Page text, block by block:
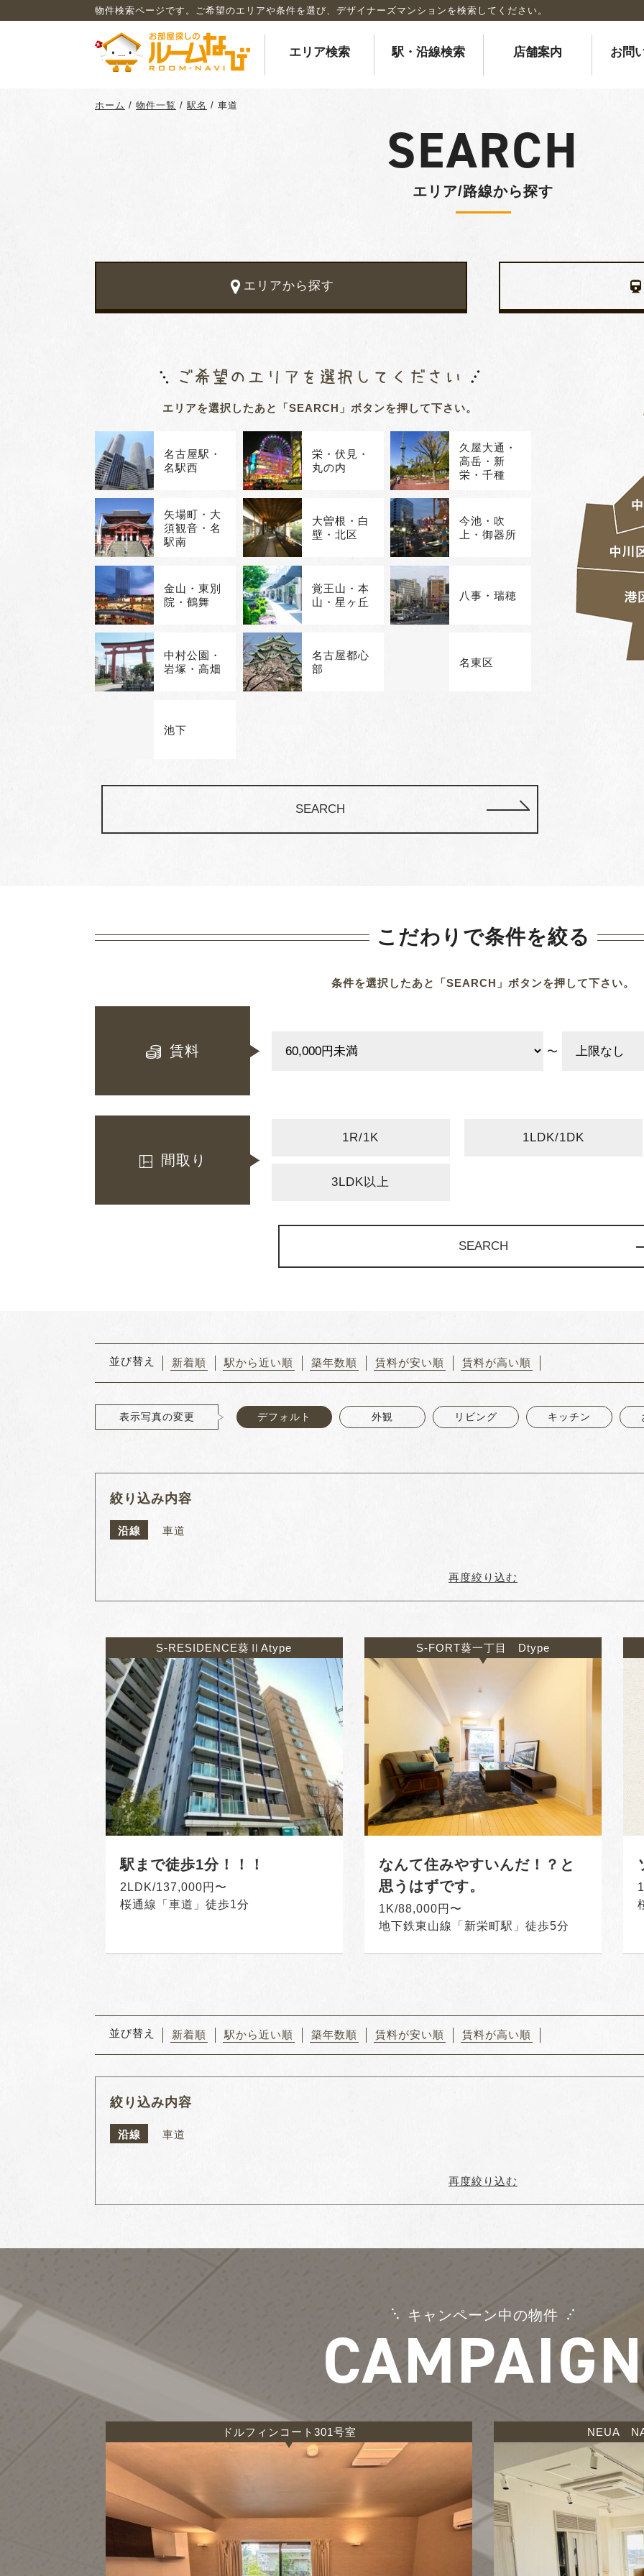
物件検索ページです。ご希望のエリアや条件を選び、デザイナーズマンションを検索してください。
エリア検索 駅・沿線検索 店舗案内 お問
ホーム / 物件一覧 /駅名 / 車道
SEARCH
エリア/路線から探す
エリアから探す
エリアを選択したあと 「SEARCH」ボタンを押して下さい。
名古屋駅・
名駅西
栄・伏見・
丸の内
久屋大通・
高岳・新
栄・千種
矢場町・大
須観音・名
駅南
大曽根・白
壁・北区
今池・吹
上・御器所
金山・東別
院・鶴舞
覚王山・本
山・星ヶ丘
八事・瑞穂
中村公園・
岩塚・高畑
名古屋都心
部
名東区
池下
SEARCH
こだわりで条件を絞る
条件を選択したあと 「SEARCH」ボタンを押して下さい。
賃料 〜
間取り
1R/1K 1LDK/1DK
3LDK以上
SEARCH
並び替え 新着順 駅から近い順 築年数順 賃料が安い順 賃料が高い順
表示写真の変更 デフォルト 外観 リビング キッチン
絞り込み内容
沿線 車道
再度絞り込む
S-RESIDENCE葵ⅡAtype
駅まで徒歩1分！！！
2LDK/137,000円〜
桜通線「車道」徒歩1分
S-FORT葵一丁目 Dtype
なんて住みやすいんだ！？と
思うはずです。
1K/88,000円〜
地下鉄東山線「新栄町駅」徒歩5分
並び替え 新着順 駅から近い順 築年数順 賃料が安い順 賃料が高い順
絞り込み内容
沿線 車道
再度絞り込む
キャンペーン中の物件
CAMPAIGN
ドルフィンコート301号室 NEUA